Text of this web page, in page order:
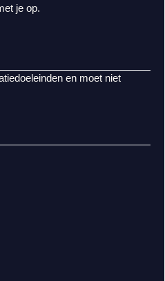
je op.
en moet niet